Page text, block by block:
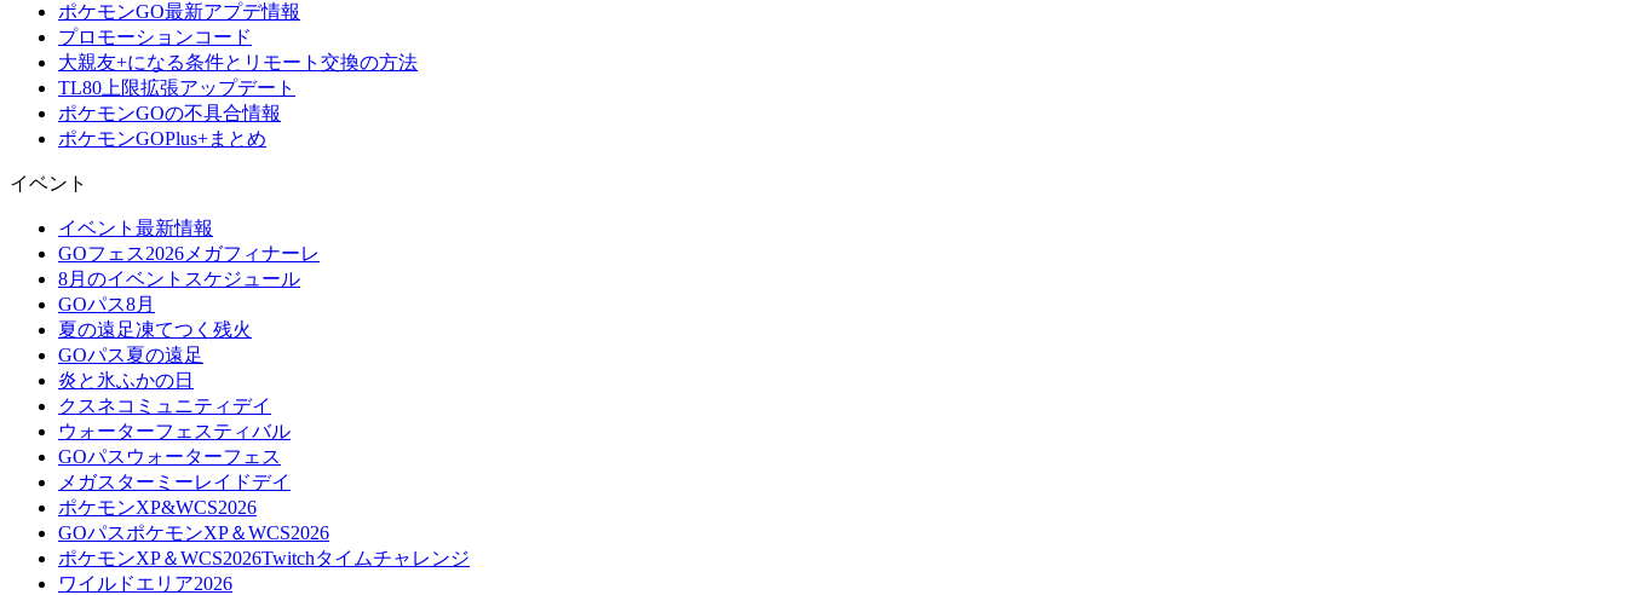
ポケモンGO最新アプデ情報
プロモーションコード
大親友+になる条件とリモート交換の方法
TL80上限拡張アップデート
ポケモンGOの不具合情報
ポケモンGOPlus+まとめ
イベント
イベント最新情報
GOフェス2026メガフィナーレ
8月のイベントスケジュール
GOパス8月
夏の遠足凍てつく残火
GOパス夏の遠足
炎と氷ふかの日
クスネコミュニティデイ
ウォーターフェスティバル
GOパスウォーターフェス
メガスターミーレイドデイ
ポケモンXP&WCS2026
GOパスポケモンXP＆WCS2026
ポケモンXP＆WCS2026Twitchタイムチャレンジ
ワイルドエリア2026